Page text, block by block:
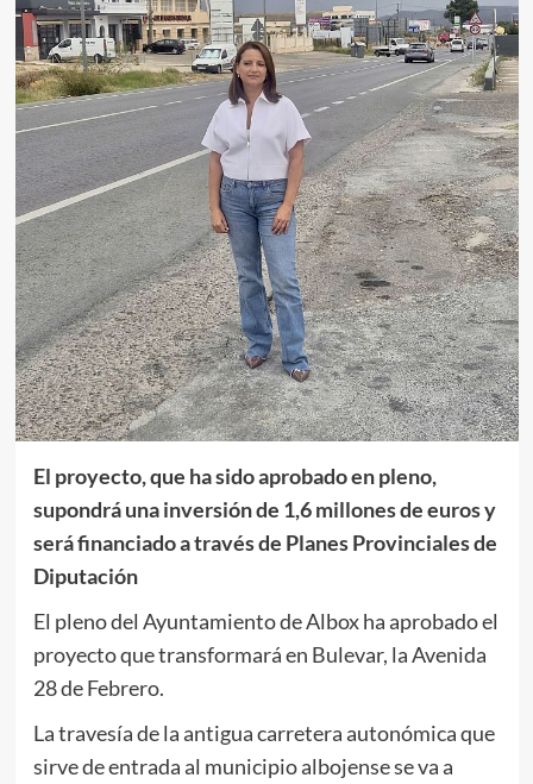
El proyecto, que ha sido aprobado en pleno,
supondrá una inversión de 1,6 millones de euros y
será financiado a través de Planes Provinciales de
Diputación
El pleno del Ayuntamiento de Albox ha aprobado el
proyecto que transformará en Bulevar, la Avenida
28 de Febrero.
La travesía de la antigua carretera autonómica que
sirve de entrada al municipio albojense se va a